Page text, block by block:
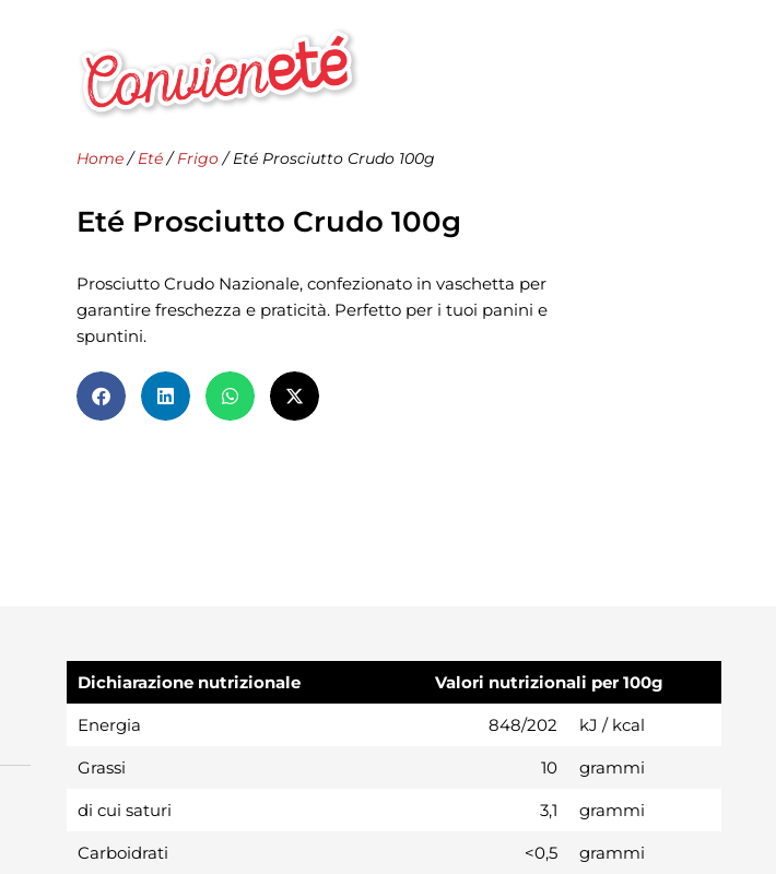
Home/Eté/Frigo/ Eté Prosciutto Crudo 100g
Eté Prosciutto Crudo 100g
Prosciutto Crudo Nazionale, confezionato in vaschetta per
garantire freschezza e praticità. Perfetto per i tuoi panini e
spuntini.
Dichiarazione nutrizionale Valori nutrizionali per 100g
Energia 848/202 kJ / kcal
Grassi 10 grammi
di cui saturi 3,1 grammi
Carboidrati <0,5 grammi